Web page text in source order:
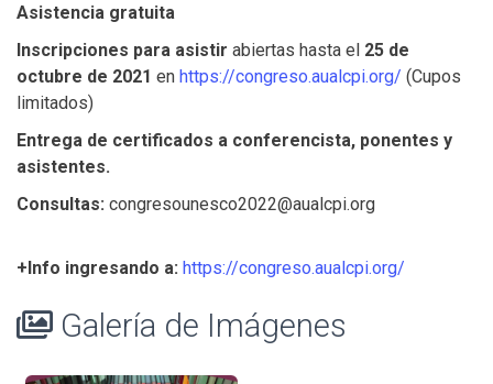
Asistencia gratuita
Inscripciones para asistir abiertas hasta el 25 de
octubre de 2021 en https://congreso.aualcpi.org/ (Cupos
limitados)
Entrega de certificados a conferencista, ponentes y
asistentes.
Consultas: congresounesco2022@aualcpi.org
+Info ingresando a: https://congreso.aualcpi.org/
Galería de Imágenes